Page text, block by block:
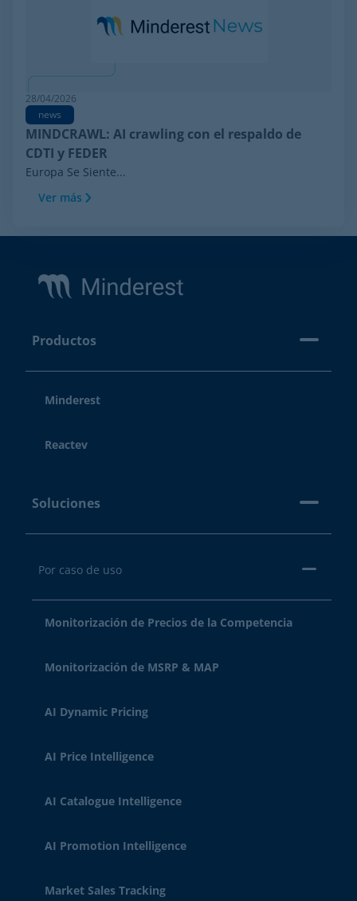
28/04/2026
news
MINDCRAWL: AI crawling con el respaldo de
CDTI y FEDER
Europa Se Siente...
Ver más
Productos
Minderest
Reactev
Soluciones
Por caso de uso
Monitorización de Precios de la Competencia
Monitorización de MSRP & MAP
AI Dynamic Pricing
AI Price Intelligence
AI Catalogue Intelligence
AI Promotion Intelligence
Market Sales Tracking